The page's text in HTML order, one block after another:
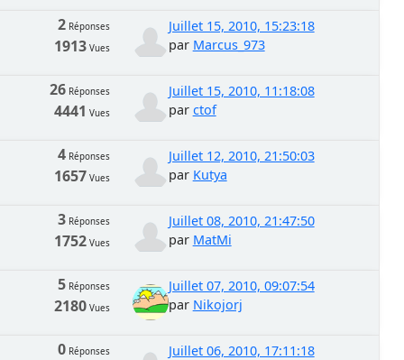
2Réponses
1913Vues
Juillet 15, 2010, 15:23:18
par Marcus_973
26Réponses
4441 Vues
Juillet 15, 2010, 11:18:08
par ctof
4Réponses
1657 Vues
Juillet 12, 2010, 21:50:03
par Kutya
3Réponses
1752Vues
Juillet 08, 2010, 21:47:50
par MatMi
5Réponses
2180Vues
Juillet 07, 2010, 09:07:54
par Nikojorj
0Réponses
Juillet 06, 2010, 17:11:18